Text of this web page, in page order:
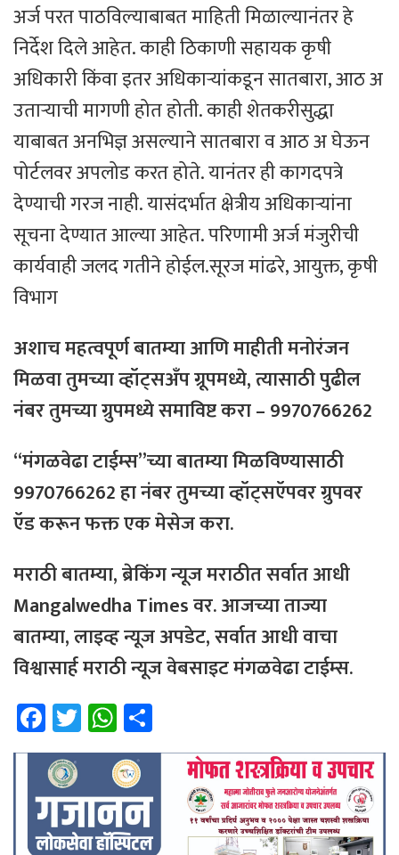
अर्ज परत पाठविल्याबाबत माहिती मिळाल्यानंतर हे
निर्देश दिले आहेत. काही ठिकाणी सहायक कृषी
अधिकारी किंवा इतर अधिकाऱ्यांकडून सातबारा, आठ अ
उताऱ्याची मागणी होत होती. काही शेतकरीसुद्धा
याबाबत अनभिज्ञ असल्याने सातबारा व आठ अ घेऊन
पोर्टलवर अपलोड करत होते. यानंतर ही कागदपत्रे
देण्याची गरज नाही. यासंदर्भात क्षेत्रीय अधिकाऱ्यांना
सूचना देण्यात आल्या आहेत. परिणामी अर्ज मंजुरीची
कार्यवाही जलद गतीने होईल.सूरज मांढरे, आयुक्त, कृषी
विभाग
अशाच महत्वपूर्ण बातम्या आणि माहीती मनोरंजन
मिळवा तुमच्या व्हॉट्सअँप ग्रूपमध्ये, त्यासाठीपुढील
नंबरतुमच्याग्रुपमध्येसमाविष्टकरा – 9970766262
“मंगळवेढा टाईम्स”च्या बातम्या मिळविण्यासाठी
9970766262 हा नंबर तुमच्या व्हॉट्सऍपवर ग्रुपवर
ऍड करून फक्त एक मेसेज करा.
मराठी बातम्या, ब्रेकिंग न्यूज मराठीत सर्वात आधी
Mangalwedha Times वर. आजच्या ताज्या
बातम्या, लाइव्ह न्यूज अपडेट, सर्वात आधी वाचा
विश्वासार्ह मराठी न्यूज वेबसाइट मंगळवेढा टाईम्स.
Fa
ce
b
o
ok
T
wi
er
W
h
at
sA
p
ar